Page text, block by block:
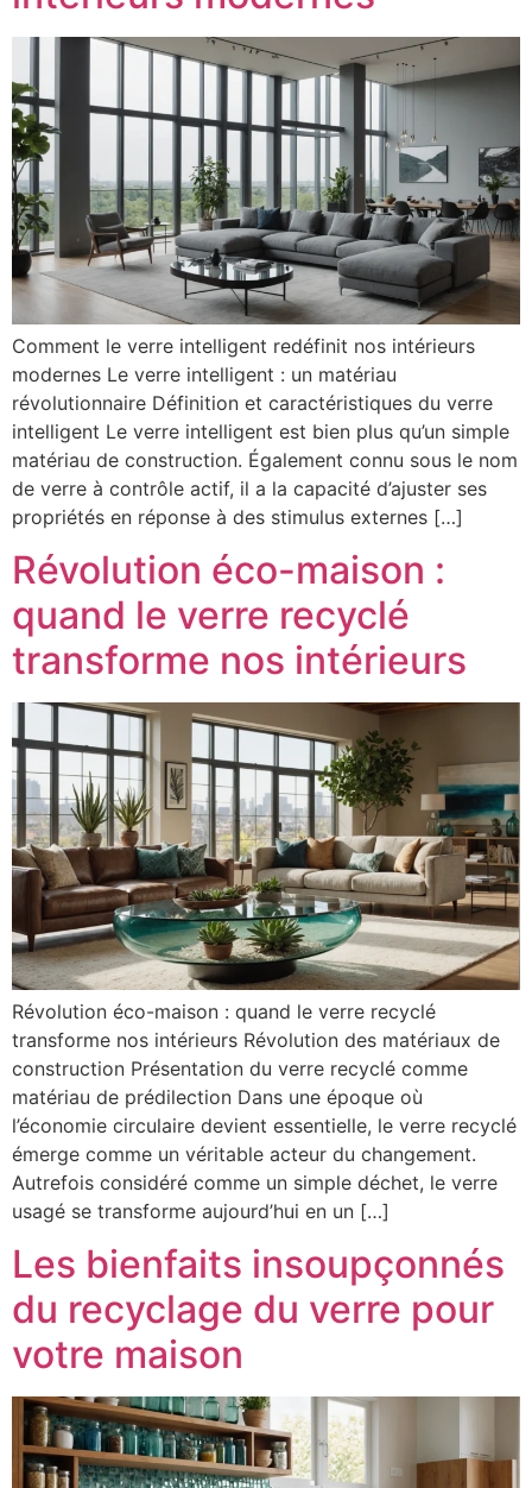
Comment le verre intelligent redéfinit nos intérieurs
modernes Le verre intelligent : un matériau
révolutionnaire Définition et caractéristiques du verre
intelligent Le verre intelligent est bien plus qu’un simple
matériau de construction. Également connu sous le nom
de verre à contrôle actif, il a la capacité d’ajuster ses
propriétés en réponse à des stimulus externes […]
Révolution éco-maison :
quand le verre recyclé
transforme nos intérieurs
Révolution éco-maison : quand le verre recyclé
transforme nos intérieurs Révolution des matériaux de
construction Présentation du verre recyclé comme
matériau de prédilection Dans une époque où
l’économie circulaire devient essentielle, le verre recyclé
émerge comme un véritable acteur du changement.
Autrefois considéré comme un simple déchet, le verre
usagé se transforme aujourd’hui en un […]
Les bienfaits insoupçonnés
du recyclage du verre pour
votre maison